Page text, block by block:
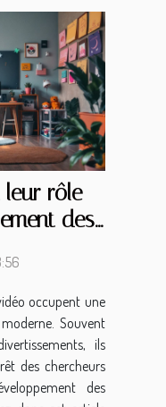
leur rôle
des
occupent une
Souvent
ils
des chercheurs
des